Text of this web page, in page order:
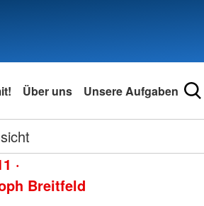
Über uns Unsere Aufgaben
·
Breitfeld